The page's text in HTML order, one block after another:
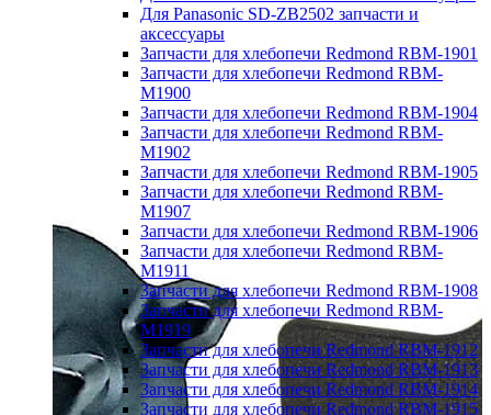
Для Panasonic SD-ZB2502 запчасти и
аксессуары
Запчасти для хлебопечи Redmond RBM-1901
Запчасти для хлебопечи Redmond RBM-
M1900
Запчасти для хлебопечи Redmond RBM-1904
Запчасти для хлебопечи Redmond RBM-
M1902
Запчасти для хлебопечи Redmond RBM-1905
Запчасти для хлебопечи Redmond RBM-
M1907
Запчасти для хлебопечи Redmond RBM-1906
Запчасти для хлебопечи Redmond RBM-
M1911
Запчасти для хлебопечи Redmond RBM-1908
Запчасти для хлебопечи Redmond RBM-
M1919
Запчасти для хлебопечи Redmond RBM-1912
Запчасти для хлебопечи Redmond RBM-1913
Запчасти для хлебопечи Redmond RBM-1914
Запчасти для хлебопечи Redmond RBM-1915